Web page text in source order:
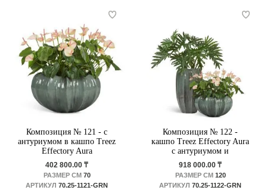
Композиция № 121 - с
антуриумом в кашпо Treez
Effectory Aura
402 800.00 ₸
РАЗМЕР СМ 70
АРТИКУЛ 70.25-1121-GRN
Композиция № 122 -
кашпо Treez Effectory Aura
с антуриумом и
филодендроном
918 000.00 ₸
РАЗМЕР СМ 120
АРТИКУЛ 70.25-1122-GRN